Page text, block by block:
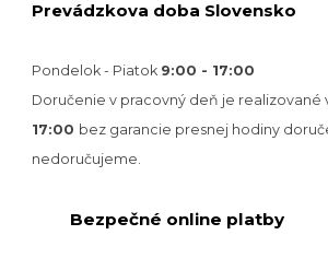
Prevádzkova doba Slovensko
Pondelok - Piatok 9:00 - 17:00
Doručenie v pracovný deň je realizované
17:00 bez garancie presnej hodiny
nedoručujeme.
Bezpečné online platby